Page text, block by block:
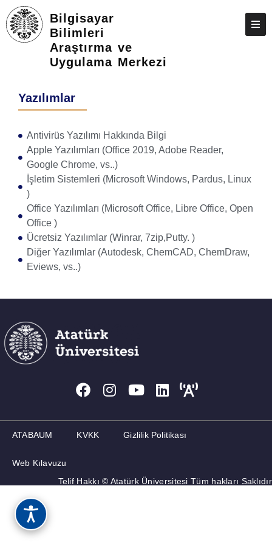
Bilgisayar
Bilimleri
Araştırma ve
Uygulama Merkezi
HAKKIMIZDA
KIŞILER
FORMLAR
HIZMETLERIMIZ
SIKÇA SORULAN SORULAR
İLETIŞIM
ATAHGS
Yazılımlar
Antivirüs Yazılımı Hakkında Bilgi
Apple Yazılımları (Office 2019, Adobe Reader,
Google Chrome, vs..)
İşletim Sistemleri (Microsoft Windows, Pardus, Linux
)
Office Yazılımları (Microsoft Office, Libre Office, Open
Office )
Ücretsiz Yazılımlar (Winrar, 7zip,Putty. )
Diğer Yazılımlar (Autodesk, ChemCAD, ChemDraw,
Eviews, vs..)
ATABAUM KVKK Gizlilik Politikası
Web Kılavuzu
Telif Hakkı © Atatürk Üniversitesi Tüm hakları Saklıdır